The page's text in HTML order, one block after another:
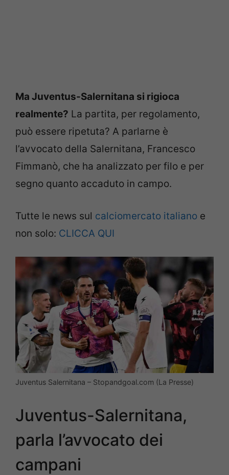
Ma Juventus-Salernitana si rigioca
realmente? La partita, per regolamento,
può essere ripetuta? A parlarne è
l’avvocato della Salernitana, Francesco
Fimmanò, che ha analizzato per filo e per
segno quanto accaduto in campo.
Tutte le news sul calciomercato italiano e
non solo: CLICCA QUI
Juventus Salernitana – Stopandgoal.com (La Presse)
Juventus-Salernitana,
parla l’avvocato dei
campani